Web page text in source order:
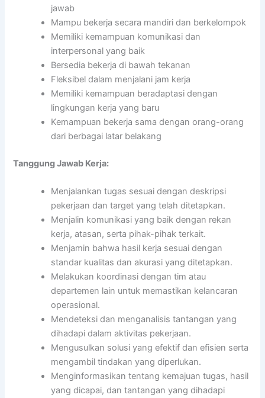
jawab
Mampu bekerja secara mandiri dan berkelompok
Memiliki kemampuan komunikasi dan
interpersonal yang baik
Bersedia bekerja di bawah tekanan
Fleksibel dalam menjalani jam kerja
Memiliki kemampuan beradaptasi dengan
lingkungan kerja yang baru
Kemampuan bekerja sama dengan orang-orang
dari berbagai latar belakang
Tanggung Jawab Kerja:
Menjalankan tugas sesuai dengan deskripsi
pekerjaan dan target yang telah ditetapkan.
Menjalin komunikasi yang baik dengan rekan
kerja, atasan, serta pihak-pihak terkait.
Menjamin bahwa hasil kerja sesuai dengan
standar kualitas dan akurasi yang ditetapkan.
Melakukan koordinasi dengan tim atau
departemen lain untuk memastikan kelancaran
operasional.
Mendeteksi dan menganalisis tantangan yang
dihadapi dalam aktivitas pekerjaan.
Mengusulkan solusi yang efektif dan efisien serta
mengambil tindakan yang diperlukan.
Menginformasikan tentang kemajuan tugas, hasil
yang dicapai, dan tantangan yang dihadapi